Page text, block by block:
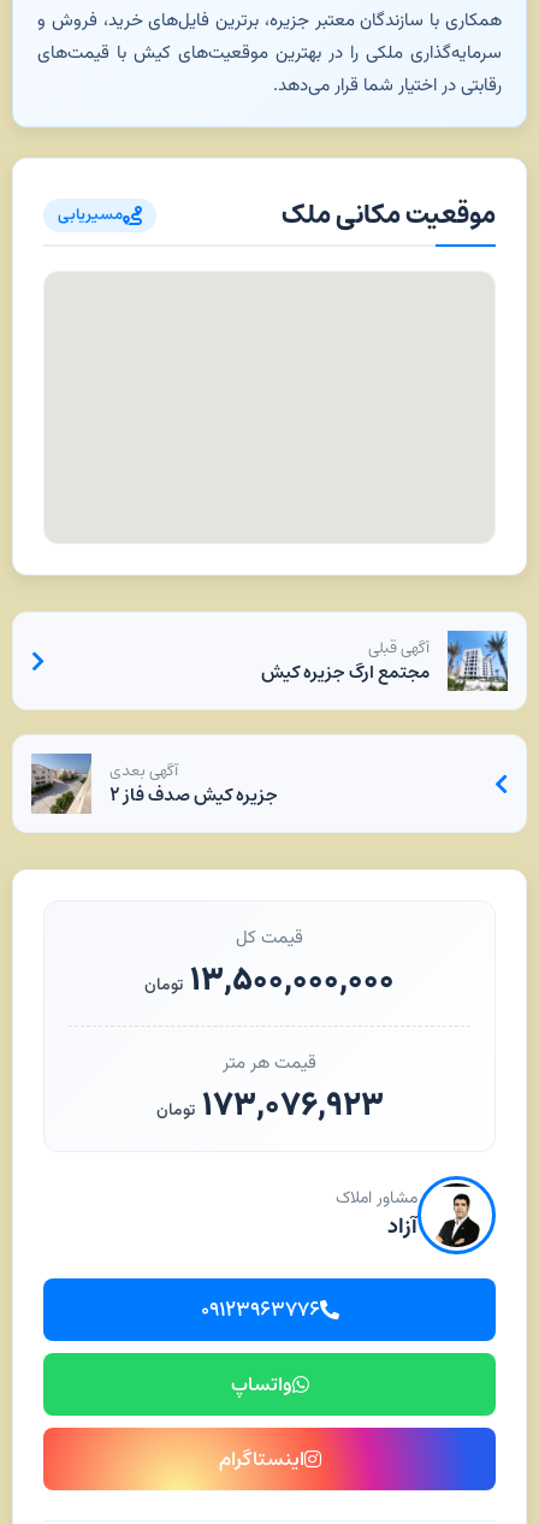
همکاری با سازندگان معتبر جزیره، برترین فایل‌های خرید، فروش و
سرمایه‌گذاری ملکی را در بهترین موقعیت‌های کیش با قیمت‌های
رقابتی در اختیار شما قرار می‌دهد.
موقعیت مکانی ملک مسیریابی
آگهی قبلی
مجتمع ارگ جزیره کیش
آگهی بعدی
جزیره کیش صدف فاز ۲
قیمت کل
۱۳,۵۰۰,۰۰۰,۰۰۰ تومان
قیمت هر متر
۱۷۳,۰۷۶,۹۲۳ تومان
مشاور املاک
آزاد
۰۹۱۲۳۹۶۳۷۷۶
واتساپ
اینستاگرام